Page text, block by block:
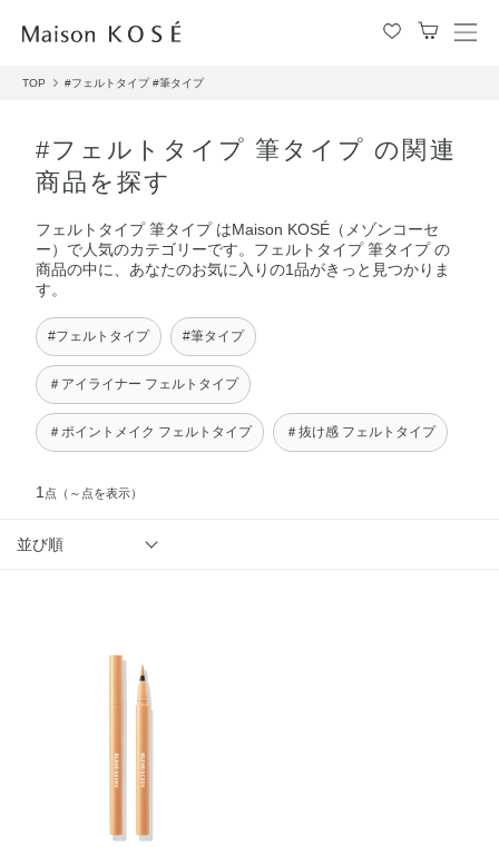
メ
TOP #フェルトタイプ #筆タイプ
#フェルトタイプ 筆タイプ の関連
商品を探す
フェルトタイプ 筆タイプ はMaison KOSÉ（メゾンコーセ
ー）で人気のカテゴリーです。フェルトタイプ 筆タイプ の
商品の中に、あなたのお気に入りの1品がきっと見つかりま
す。
#フェルトタイプ #筆タイプ
＃アイライナー フェルトタイプ
＃ポイントメイク フェルトタイプ ＃抜け感 フェルトタイプ
1 点 （～点を表示）
並び順